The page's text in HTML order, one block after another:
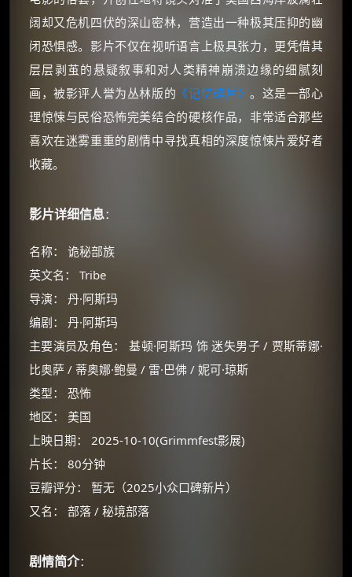
阔却又危机四伏的深山密林，营造出一种极其压抑的幽
闭恐惧感。影片不仅在视听语言上极具张力，更凭借其
层层剥茧的悬疑叙事和对人类精神崩溃边缘的细腻刻
画，被影评人誉为丛林版的 《记忆碎片》 。这是一部心
理惊悚与民俗恐怖完美结合的硬核作品，非常适合那些
喜欢在迷雾重重的剧情中寻找真相的深度惊悚片爱好者
收藏。
影片详细信息：
名称： 诡秘部族
英文名： Tribe
导演： 丹·阿斯玛
编剧： 丹·阿斯玛
主要演员及角色： 基顿·阿斯玛 饰 迷失男子 / 贾斯蒂娜·
比奥萨 / 蒂奥娜·鲍曼 / 雷·巴佛 / 妮可·琼斯
类型： 恐怖
地区： 美国
上映日期： 2025-10-10(Grimmfest影展)
片长： 80分钟
豆瓣评分： 暂无（2025小众口碑新片）
又名： 部落 / 秘境部落
剧情简介：